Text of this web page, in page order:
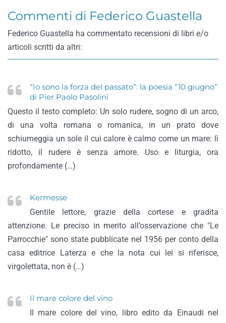
Commenti di Federico Guastella
Federico Guastella ha commentato recensioni di libri e/o
articoli scritti da altri:
“Io sono la forza del passato”: la poesia “10 giugno”
di Pier Paolo Pasolini
Questo il testo completo: Un solo rudere, sogno di un arco,
di una volta romana o romanica, in un prato dove
schiumeggia un sole il cui calore è calmo come un mare: lì
ridotto, il rudere è senza amore. Uso e liturgia, ora
profondamente (…)
Kermesse
Gentile lettore, grazie della cortese e gradita
attenzione. Le preciso in merito all’osservazione che "Le
Parrocchie" sono state pubblicate nel 1956 per conto della
casa editrice Laterza e che la nota cui lei si riferisce,
virgolettata, non è (…)
Il mare colore del vino
Il mare colore del vino, libro edito da Einaudi nel